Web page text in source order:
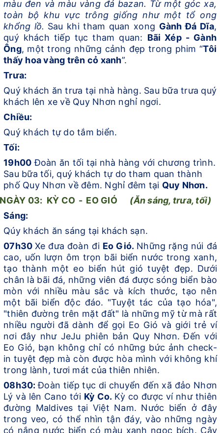
màu đen và màu vàng đá bazan. Từ một góc xa,
toàn bộ khu vực trông giống như một tổ ong
khổng lồ. Sau khi tham quan xong Gành Đá Dĩa,
quý khách tiếp tục tham quan: Bãi Xép - Gành
Ông, một trong những cảnh đẹp trong phim “Tôi
thấy hoa vàng trên cỏ xanh”.
Trưa:
Quý khách ăn trưa tại nhà hàng. Sau bữa trưa quý
khách lên xe về Quy Nhơn nghỉ ngơi.
Chiều:
Quý khách tự do tắm biển.
Tối:
19h00 Đoàn ăn tối tại nhà hàng với chương trình.
Sau bữa tối, quý khách tự do tham quan thành
phố Quy Nhơn về đêm. Nghỉ đêm tại Quy Nhơn.
NGÀY 03: KỲ CO - EO GIÓ (Ănsáng, trưa, tối)
Sáng:
Qúy khách ăn sáng tại khách sạn.
07h30 Xe đưa đoàn đi Eo Gió. Những rặng núi đá
cao, uốn lượn ôm trọn bãi biển nước trong xanh,
tạo thành một eo biển hút gió tuyệt đẹp. Dưới
chân là bãi đá, những viên đá được sóng biển bào
mòn với nhiều màu sắc và kích thước, tạo nên
một bãi biển độc đáo. "Tuyệt tác của tạo hóa",
"thiên đường trên mặt đất" là những mỹ từ mà rất
nhiều người đã dành để gọi Eo Gió và giới trẻ ví
nơi đây như JeJu phiên bản Quy Nhơn. Đến với
Eo Gió, bạn không chỉ có những bức ảnh check-
in tuyệt đẹp mà còn được hòa mình với không khí
trong lành, tươi mát của thiên nhiên.
08h30:Đoàn tiếp tục di chuyển đến xã đảo Nhơn
Lý và lên Cano tới Kỳ Co. Kỳ co được ví như thiên
đường Maldives tại Việt Nam. Nước biển ở đây
trong veo, có thể nhìn tận đáy, vào những ngày
có nắng nước biển có màu xanh ngọc bích. Cây